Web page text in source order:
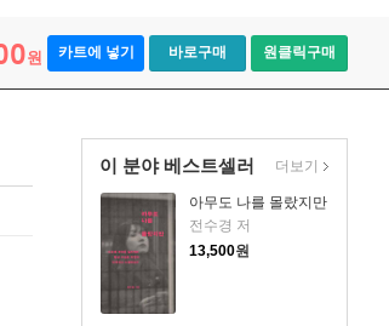
원 카트에 넣기 바로구매 원클릭구매
이 분야 베스트셀러
아무도 나를 몰랐지만
전수경 저
13,500원
더보기